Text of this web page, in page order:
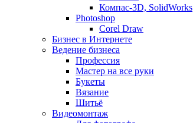
Компас-3D, SolidWorks
Photoshop
Corel Draw
Бизнес в Интернете
Ведение бизнеса
Профессия
Мастер на все руки
Букеты
Вязание
Шитьё
Видеомонтаж